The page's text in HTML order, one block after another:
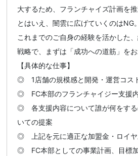
大するため、フランチャイズ計画を
とはいえ、闇雲に広げていくのはNG。
これまでのご自身の経験を活かした
戦略で、まずは「成功への道筋」を
【具体的な仕事】
◎ 1店舗の規模感と開発・運営コス
◎ FC本部のフランチャイジー支援
◎ 各支援内容について誰が何をする
いての提案
◎ 上記を元に適正な加盟金・ロイヤ
◎ FC本部としての事業計画、目標